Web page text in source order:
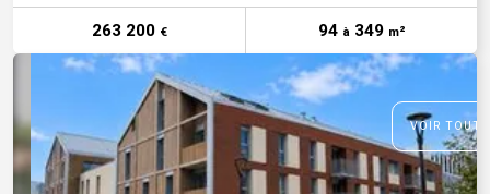
263 200 € 94 à349 m²
VOIR